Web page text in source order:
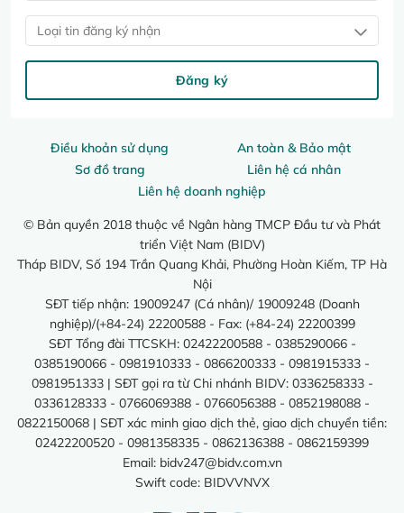
Điều khoản sử dụng
An toàn & Bảo mật
Sơ đồ trang
Liên hệ cá nhân
Liên hệ doanh nghiệp
© Bản quyền 2018 thuộc về Ngân hàng TMCP Đầu tư và Phát
triển Việt Nam (BIDV)
Tháp BIDV, Số 194 Trần Quang Khải, Phường Hoàn Kiếm, TP Hà
Nội
SĐT tiếp nhận: 19009247 (Cá nhân)/ 19009248 (Doanh
nghiệp)/(+84-24) 22200588 - Fax: (+84-24) 22200399
SĐT Tổng đài TTCSKH: 02422200588 - 0385290066 -
0385190066 - 0981910333 - 0866200333 - 0981915333 -
0981951333 | SĐT gọi ra từ Chi nhánh BIDV: 0336258333 -
0336128333 - 0766069388 - 0766056388 - 0852198088 -
0822150068 | SĐT xác minh giao dịch thẻ, giao dịch chuyển tiền:
02422200520 - 0981358335 - 0862136388 - 0862159399
Email: bidv247@bidv.com.vn
Swift code: BIDVVNVX
Loại tin đăng ký nhận
Đăng ký